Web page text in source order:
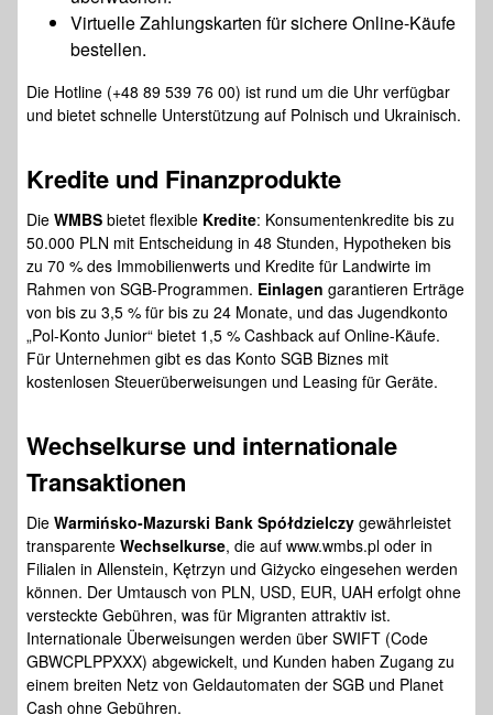
Virtuelle Zahlungskarten für sichere Online-Käufe
bestellen.
Die Hotline (+48 89 539 76 00) ist rund um die Uhr verfügbar
und bietet schnelle Unterstützung auf Polnisch und Ukrainisch.
Kredite und Finanzprodukte
Die WMBS bietet flexible Kredite: Konsumentenkredite bis zu
50.000 PLN mit Entscheidung in 48 Stunden, Hypotheken bis
zu 70 % des Immobilienwerts und Kredite für Landwirte im
Rahmen von SGB-Programmen. Einlagen garantieren Erträge
von bis zu 3,5 % für bis zu 24 Monate, und das Jugendkonto
„Pol-Konto Junior“ bietet 1,5 % Cashback auf Online-Käufe.
Für Unternehmen gibt es das Konto SGB Biznes mit
kostenlosen Steuerüberweisungen und Leasing für Geräte.
Wechselkurse und internationale
Transaktionen
Die Warmińsko-Mazurski Bank Spółdzielczy gewährleistet
transparente Wechselkurse, die auf www.wmbs.pl oder in
Filialen in Allenstein, Kętrzyn und Giżycko eingesehen werden
können. Der Umtausch von PLN, USD, EUR, UAH erfolgt ohne
versteckte Gebühren, was für Migranten attraktiv ist.
Internationale Überweisungen werden über SWIFT (Code
GBWCPLPPXXX) abgewickelt, und Kunden haben Zugang zu
einem breiten Netz von Geldautomaten der SGB und Planet
Cash ohne Gebühren.